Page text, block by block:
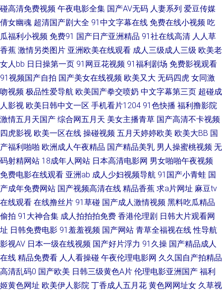
航 91涩涩综合 91在线大神超碰 97色论精品 aV中亚 97人人肏 成人91破解版
熟女少妇系列 91丝袜在线视频 avtt香蕉久久 成人板91 福利社禁片 黄色爽片
精品蜜桃一区二区 极品美女被爆操 男人天堂av 日本中文天堂 三级网站大全
婷婷五月天二区 色色视频自拍首页 三级金典91 人妖伪娘专区 欧美综合性爱
网 婷婷五月肏屄电影 97色97好 av不卡电影 俺去也性激情 97人人干 97免费
在线视频 97亚洲狠狠 99超碰碰碰碰碰 97色色婷婷 97资原总站 91亚洲 在线
理论视频艹 国产精品毛片 国产露脸91 久久东热网 一本超碰97在线 91黄色
幕 蜜桃视屏在线观看 成人浮力影院 五月天午夜福利 91社国产精品 久久国产
一区 韩黄AA免费 国产黑料zcm 91看黄下 天堂资源av 人妻超碰免费在线 中
文字幕色色无码 日本a区 欧美激情网站 变态91 欧美A√ 亚州污97 国产三级在
线网站 99热久草精品 www黄淫 欧美AⅤ 一区二区av 深夜福利天堂 国产91小
碰高清免费视频 午夜电影全集 国产AV无码 人妻系列 爱豆传媒
倩女幽魂 超清国产剧大全 91中文字幕在线 免费在线小视频 吃
瓜福利小视频 免费91 国产日产亚洲精品 91社在线高清 人人草
香蕉 激情另类图片 亚洲欧美在线观看 成人三级成人三级 欧美老
女人bb 日日操第一页 91网豆花视频 91福利剧场 免费影视观看
91视频国产自拍 国产美女在线视频 欧美又大 无码四虎 女同激
吻视频 极品性爱导航 欧美国产拳交喷奶 中文字幕第三页 超碰成
人影视 欧美日韩中文一区 手机看片1204 91色快播 福利撸影院
激情五月天国产 综合网五月天 美女主播青草 国产高清不卡视频
四虎影视 欧美一区在线 操碰视频 五月天婷婷欧美 欧美大BB 国
产福利啪啪 欧洲成人午夜精品 国产精品美乳 男人操蜜桃视频 无
码射精网站 18成年人网站 日本高清电影网 男女啪啪午夜视频
免费电影在线观看 亚洲ab 成人少妇视频导航 91国产小青蛙 国
产成年免费网站 国产视频高清在线 精品香蕉 求a片网址 麻豆tv
在线观看 在线撸丝片 91草碰 国产成人激情视频 黑料吃瓜精品
偷拍 91大神合集 成人拍拍拍免费 香港伦理剧 日韩大片观看网
址 日韩免费电影 91羞羞视频 国产网站 青草全福视在线 性导航
影视AV 日本一级在线视频 国产好片浮力 91久操 国产精品成人
在线 精品免费看 人人看操碰 午夜伦理电影网 久久国自产拍精品
高清乱码0 国产欧美 日韩三级黄色A片 伦理电影亚洲国产 福利
姬黄色网址 欧美伊人影院 丁香成人五月花 黄色网网址女 久草视